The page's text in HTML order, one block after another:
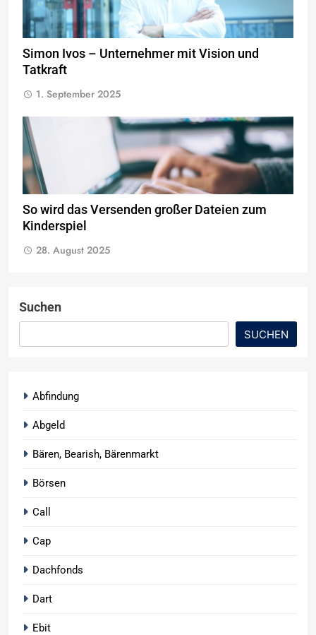
Simon Ivos – Unternehmer mit Vision und
Tatkraft
1. September 2025
So wird das Versenden großer Dateien zum
Kinderspiel
28. August 2025
Suchen
SUCHEN
Abfindung
Abgeld
Bären, Bearish, Bärenmarkt
Börsen
Call
Cap
Dachfonds
Dart
Ebit